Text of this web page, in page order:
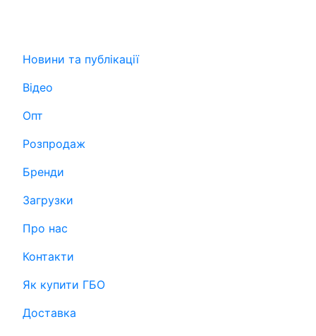
Новини та публікації
Відео
Опт
Розпродаж
Бренди
Загрузки
Про нас
Контакти
Як купити ГБО
Доставка